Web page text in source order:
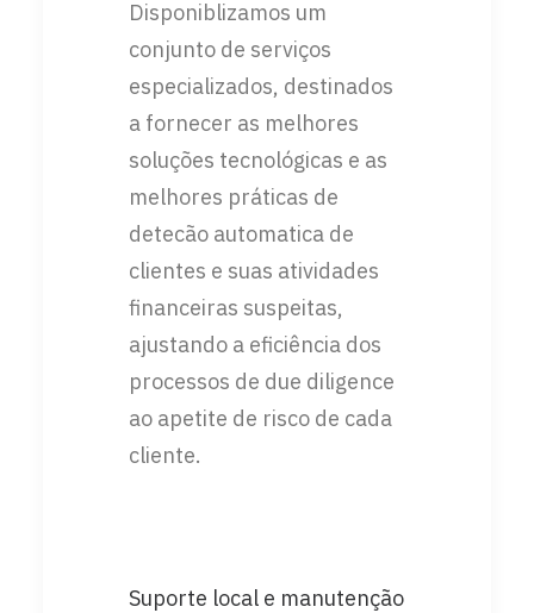
Disponiblizamos um
conjunto de serviços
especializados, destinados
a fornecer as melhores
soluções tecnológicas e as
melhores práticas de
detecão automatica de
clientes e suas atividades
financeiras suspeitas,
ajustando a eficiência dos
processos de due diligence
ao apetite de risco de cada
cliente.
Suporte local e manutenção